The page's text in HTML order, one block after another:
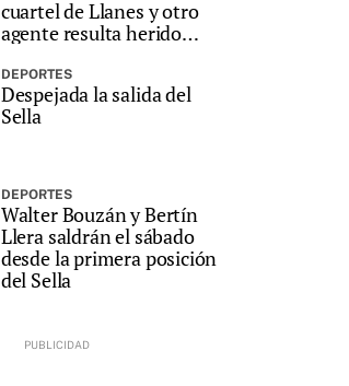
cuartel de Llanes y otro
agente resulta herido
DEPORTES
Despejada la salida del
Sella
DEPORTES
Walter Bouzán y Bertín
Llera saldrán el sábado
desde la primera posición
del Sella